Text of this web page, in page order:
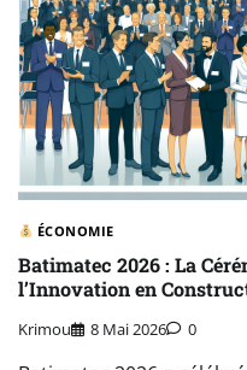
ÉCONOMIE
Batimatec 2026 : La
l’Innovation en
Krimou 8 Mai 2026 0